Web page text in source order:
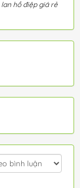
lan hồ điệp giá rẻ